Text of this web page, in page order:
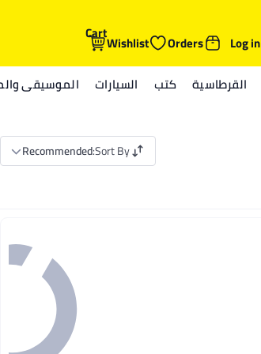
Log in
Orders
Wishlist
Cart
القرطاسية كتب السيارات الموسيقى
Sort By
:
Recommended